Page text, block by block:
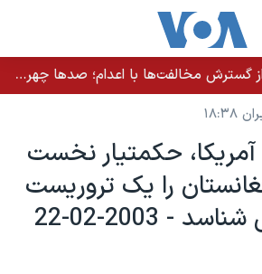
ترس جمهوری اسلامی از گسترش مخالفت‌ها با اعدام؛ صدها چهره شناخته‌شده به دادسرا احضار شدند
آمريکا، حکمتيار نخست
را يک تروريست
- 2003-02-22